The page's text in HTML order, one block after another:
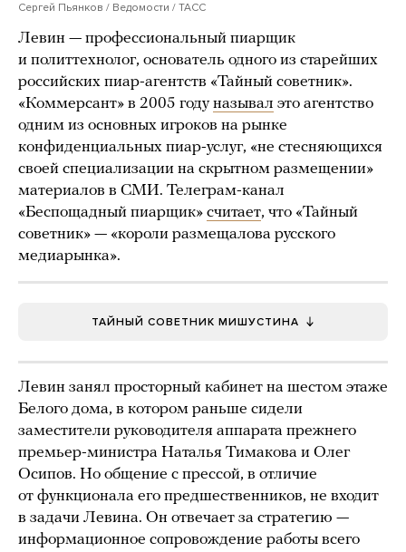
Сергей Пьянков / Ведомости / ТАСС
Левин — профессиональный пиарщик
и политтехнолог, основатель одного из старейших
российских пиар-агентств «Тайный советник».
«Коммерсант» в 2005 годуназывал это агентство
одним из основных игроков на рынке
конфиденциальных пиар-услуг, «не стесняющихся
своей специализации на скрытном размещении»
материалов в СМИ. Телеграм-канал
«Беспощадный пиарщик» считает, что «Тайный
советник» — «короли размещалова русского
медиарынка».
ТАЙНЫЙ СОВЕТНИК МИШУСТИНА
Левин занял просторный кабинет на шестом этаже
Белого дома, в котором раньше сидели
заместители руководителя аппарата прежнего
премьер-министра Наталья Тимакова и Олег
Осипов. Но общение с прессой, в отличие
от функционала его предшественников, не входит
в задачи Левина. Он отвечает за стратегию —
информационное сопровождение работы всего